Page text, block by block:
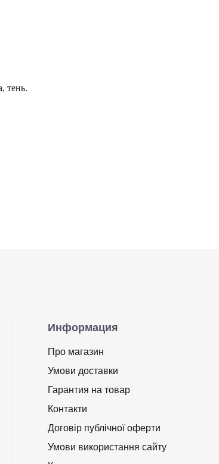
тень.
Информация
Про магазин
Умови доставки
Гарантия на товар
Контакти
Договір публічної оферти
Умови використання сайту